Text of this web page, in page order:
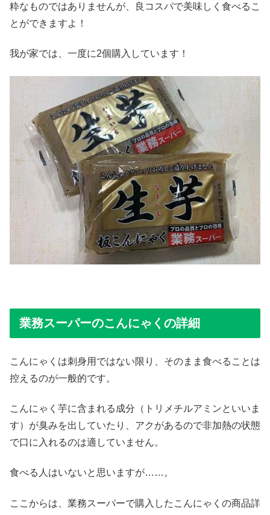
粋なものではありませんが、良コスパで美味しく食べるこ
とができますよ！
我が家では、一度に2個購入しています！
業務スーパーのこんにゃくの詳細
こんにゃくは刺身用ではない限り、そのまま食べることは
控えるのが一般的です。
こんにゃく芋に含まれる成分（トリメチルアミンといいま
す）が臭みを出していたり、アクがあるので非加熱の状態
で口に入れるのは適していません。
食べる人はいないと思いますが……。
ここからは、業務スーパーで購入したこんにゃくの商品詳